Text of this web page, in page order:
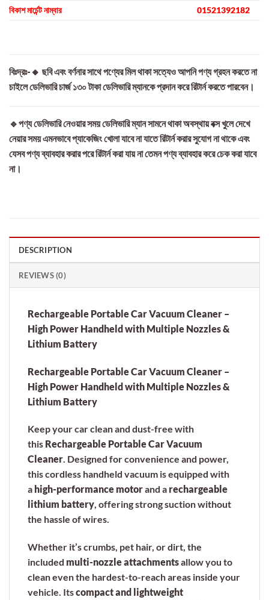
বিকাশ মার্চেন্ট নাম্বার
01521392182
বিঃদ্রঃ-🔸 ছবি এবং বর্ণনার সাথে পণ্যের মিল থাকা সত্যেও আপনি পণ্য গ্রহন করতে না
চাইলে ডেলিভারি চার্জ ১৩০ টাকা ডেলিভারি ম্যানকে প্রদান করে রিটার্ন করতে পারবেন।
🔹পণ্য ডেলিভারি নেওয়ার সময় ডেলিভারি ম্যান সামনে থাকা অবস্থায় বক্স খুলে দেখে
নেয়ার সময় এমনভাবে প্যাকেজিং খোলা যাবে না যাতে রিটার্ন করার সুযোগ না থাকে এবং
যেসব পণ্য ব্যাবহার করার পরে রিটার্ন করা যায় না তেমন পণ্য ব্যাবহার করে চেক করা যাবে
না।
DESCRIPTION
REVIEWS (0)
Rechargeable Portable Car Vacuum Cleaner –
High Power Handheld with Multiple Nozzles &
Lithium Battery
Rechargeable Portable Car Vacuum Cleaner –
High Power Handheld with Multiple Nozzles &
Lithium Battery
Keep your car clean and dust-free with
this Rechargeable Portable Car Vacuum
Cleaner. Designed for convenience and power,
this cordless handheld vacuum is equipped with
a high-performance motorand a rechargeable
lithium battery, offering strong suction without
the hassle of wires.
Whether it’s crumbs, pet hair, or dirt, the
included multi-nozzle attachmentsallow you to
clean even the hardest-to-reach areas inside your
vehicle. Itscompact and lightweight